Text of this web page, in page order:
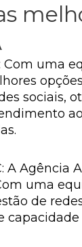
Com uma
sociais,
A Agência
uma
de